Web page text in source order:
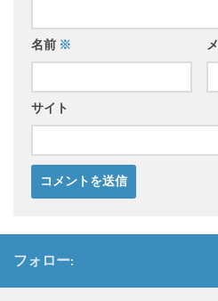
名前 ※
サイト
フォロー: